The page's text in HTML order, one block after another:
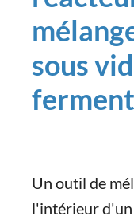
sous
Un outil de
l'intérieur d'un